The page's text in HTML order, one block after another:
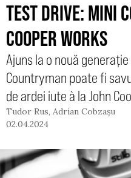
TEST DRIVE: MINI
COOPER WORKS
Ajuns la o nouă
Countryman poate fi
de ardei iute à la John
Tudor Rus, Adrian Cobzașu
02.04.2024